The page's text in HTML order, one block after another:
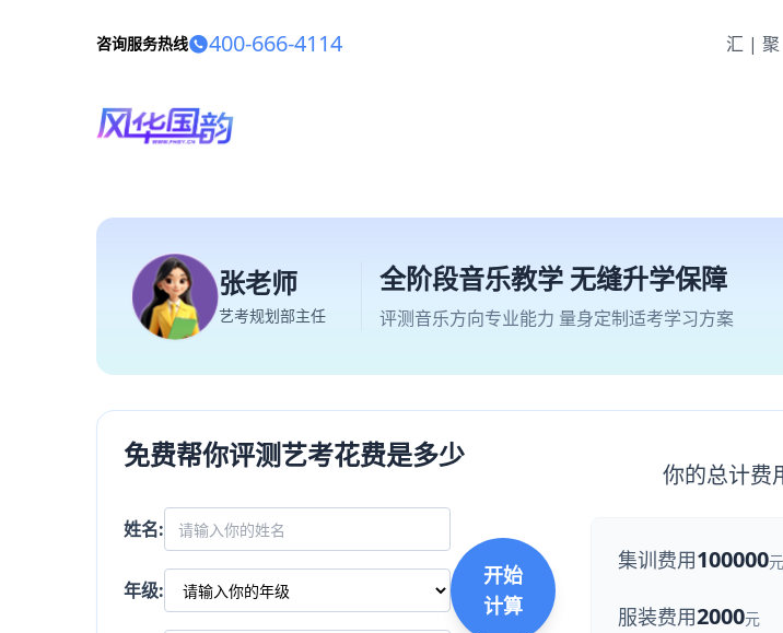
咨询服务热线 400-666-4114 汇|
张老师
艺考规划部主任
全阶段音乐教学 无缝升学保障
评测音乐方向专业能力 量身定制适考学习方案
免费帮你评测艺考花费是多少
姓名:
年级:
开始
计算
你的总计费
集训费用100000元
服装费用2000元